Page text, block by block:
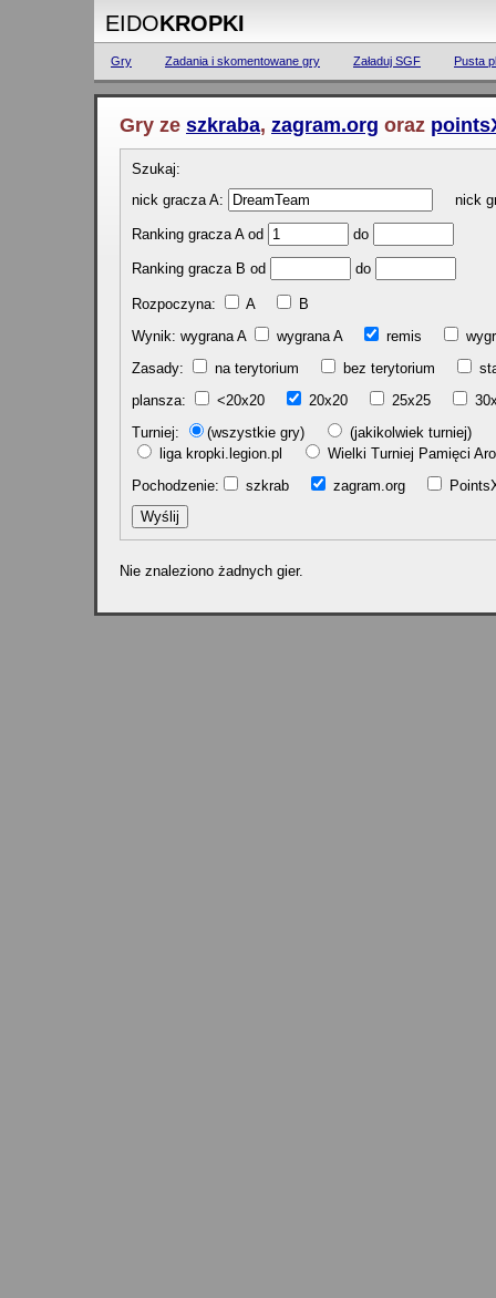
EIDOKROPKI
Gry Zadania i skomentowane gry Załaduj SGF Pusta
Gry ze szkraba, zagram.org oraz
Szukaj:
nick gracza A:
nick
Ranking gracza A od do
Ranking gracza B od do
Rozpoczyna: A
B
Wynik: wygrana A
wygrana A remis
Zasady:
na terytorium bez terytorium
plansza:
<20x20 20x20 25x25
Turniej:
(wszystkie gry)
(jakikolwiek turniej)
liga kropki.legion.pl
Wielki Turniej Pamięci
Pochodzenie:
szkrab zagram.org
Nie znaleziono żadnych gier.